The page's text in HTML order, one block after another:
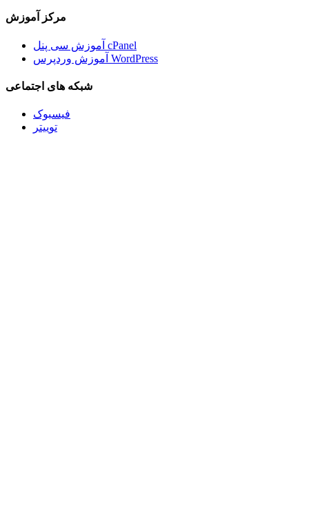
مرکز آموزش
آموزش سی پنل cPanel
آموزش وردپرس WordPress
شبکه های اجتماعی
فیسبوک
توییتر